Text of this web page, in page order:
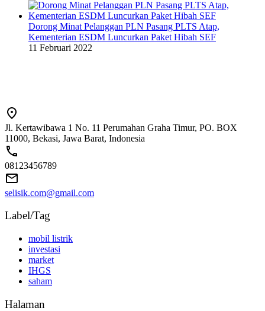
Dorong Minat Pelanggan PLN Pasang PLTS Atap,
Kementerian ESDM Luncurkan Paket Hibah SEF
11 Februari 2022
Jl. Kertawibawa 1 No. 11 Perumahan Graha Timur, PO. BOX
11000, Bekasi, Jawa Barat, Indonesia
08123456789
selisik.com@gmail.com
Label/Tag
mobil listrik
investasi
market
IHGS
saham
Halaman